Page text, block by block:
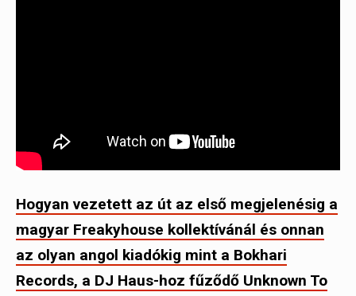
Hogyan vezetett az út az első megjelenésig a
magyar Freakyhouse kollektívánál és onnan
az olyan angol kiadókig mint a Bokhari
Records, a DJ Haus-hoz fűződő Unknown To